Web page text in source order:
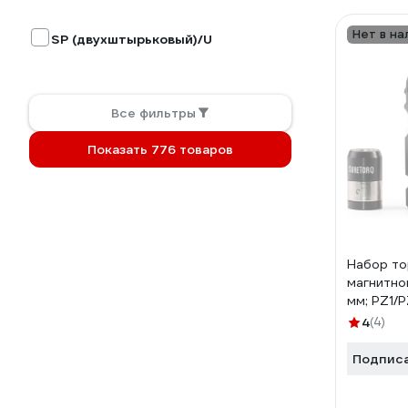
SP (двухштырьковый)/U
Все фильтры
Показать 776 товаров
Нет в
Набор
мм; PZ1/
0203-
4(4)